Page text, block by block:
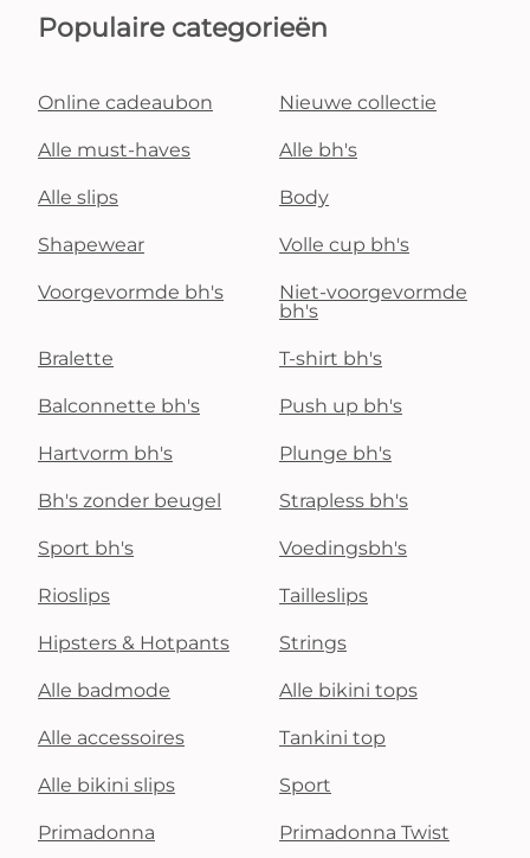
Populaire categorieën
Online cadeaubon Nieuwe collectie
Alle must-haves Alle bh's
Alle slips Body
Shapewear Volle cup bh's
Voorgevormde bh's
Niet-voorgevormde
bh's
Bralette T-shirt bh's
Balconnette bh's Push up bh's
Hartvorm bh's Plunge bh's
Bh's zonder beugel Strapless bh's
Sport bh's Voedingsbh's
Rioslips Tailleslips
Hipsters & Hotpants Strings
Alle badmode Alle bikini tops
Alle accessoires Tankini top
Alle bikini slips Sport
Primadonna Primadonna Twist